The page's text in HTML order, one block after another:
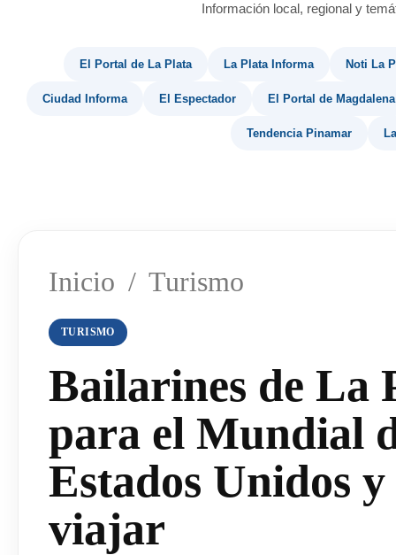
Información local, regional y
El Portal de La Plata La Plata Informa Noti La
Ciudad Informa El Espectador El Portal de Magdalena
Tendencia Pinamar
Inicio / Turismo
TURISMO
Bailarines de La
para el Mundial
Estados Unidos
viajar